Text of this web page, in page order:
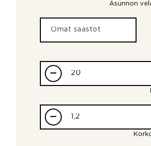
Asunnon
–
–